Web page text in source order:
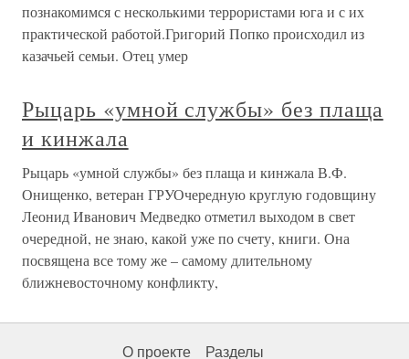
познакомимся с несколькими террористами юга и с их
практической работой.Григорий Попко происходил из
казачьей семьи. Отец умер
Рыцарь «умной службы» без плаща
и кинжала
Рыцарь «умной службы» без плаща и кинжала В.Ф.
Онищенко, ветеран ГРУОчередную круглую годовщину
Леонид Иванович Медведко отметил выходом в свет
очередной, не знаю, какой уже по счету, книги. Она
посвящена все тому же – самому длительному
ближневосточному конфликту,
О проекте Разделы